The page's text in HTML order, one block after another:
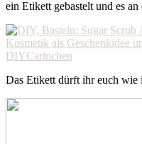
ein Etikett gebastelt und es an
Das Etikett dürft ihr euch wie